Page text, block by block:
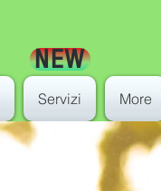
NEW
Servizi More